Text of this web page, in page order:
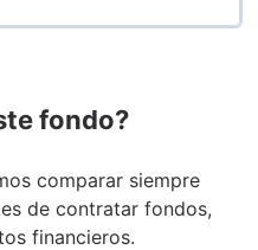
fondo?
comparar siempre
de contratar fondos,
financieros.